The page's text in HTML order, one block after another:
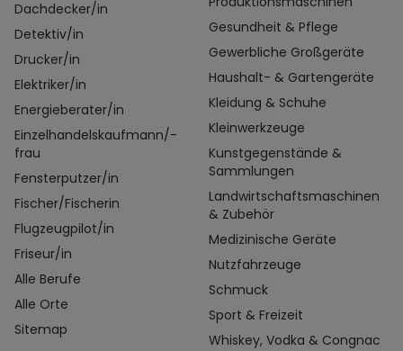
Dachdecker/in
Detektiv/in
Drucker/in
Elektriker/in
Energieberater/in
Einzelhandelskaufmann/-
frau
Fensterputzer/in
Fischer/Fischerin
Flugzeugpilot/in
Friseur/in
Alle Berufe
Alle Orte
Sitemap
Gesundheit & Pflege
Gewerbliche Großgeräte
Haushalt- & Gartengeräte
Kleidung & Schuhe
Kleinwerkzeuge
Kunstgegenstände &
Sammlungen
Landwirtschaftsmaschinen
& Zubehör
Medizinische Geräte
Nutzfahrzeuge
Schmuck
Sport & Freizeit
Whiskey, Vodka & Congnac